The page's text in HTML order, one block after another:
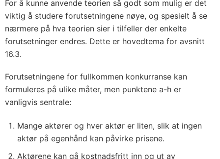
For å kunne anvende teorien så godt som mulig er det
viktig å studere forutsetningene nøye, og spesielt å se
nærmere på hva teorien sier i tilfeller der enkelte
forutsetninger endres. Dette er hovedtema for avsnitt
16.3.
Forutsetningene for fullkommen konkurranse kan
formuleres på ulike måter, men punktene a-h er
vanligvis sentrale:
Mange aktører og hver aktør er liten, slik at ingen
aktør på egenhånd kan påvirke prisene.
Aktørene kan gå kostnadsfritt inn og ut av